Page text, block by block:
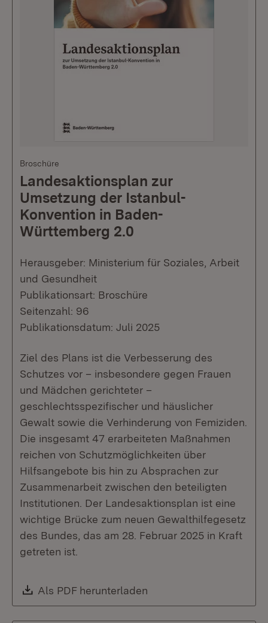
Broschüre
Landesaktionsplan zur
Umsetzung der Istanbul-
Konvention in Baden-
Württemberg 2.0
Herausgeber: Ministerium für Soziales, Arbeit
und Gesundheit
Publikationsart: Broschüre
Seitenzahl: 96
Publikationsdatum: Juli 2025
Ziel des Plans ist die Verbesserung des
Schutzes vor – insbesondere gegen Frauen
und Mädchen gerichteter –
geschlechtsspezifischer und häuslicher
Gewalt sowie die Verhinderung von Femiziden.
Die insgesamt 47 erarbeiteten Maßnahmen
reichen von Schutzmöglichkeiten über
Hilfsangebote bis hin zu Absprachen zur
Zusammenarbeit zwischen den beteiligten
Institutionen. Der Landesaktionsplan ist eine
wichtige Brücke zum neuen Gewalthilfegesetz
des Bundes, das am 28. Februar 2025 in Kraft
getreten ist.
Download:
Als PDF herunterladen